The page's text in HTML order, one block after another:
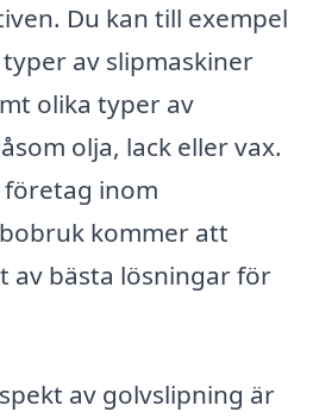
Du kan till exempel
av slipmaskiner
olika typer av
olja, lack eller vax.
inom
kommer att
av bästa lösningar för
av golvslipning är